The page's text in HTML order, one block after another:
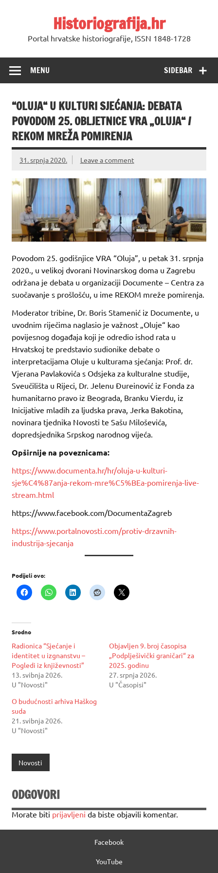
Historiografija.hr
Portal hrvatske historiografije, ISSN 1848-1728
SIDEBAR
MENU
“OLUJA“ U KULTURI SJEĆANJA: DEBATA
POVODOM 25. OBLJETNICE VRA „OLUJA“ /
REKOM MREŽA POMIRENJA
31. srpnja 2020. Leave a comment
Povodom 25. godišnjice VRA “Oluja”, u petak 31. srpnja
2020., u velikoj dvorani Novinarskog doma u Zagrebu
održana je debata u organizaciji Documente – Centra za
suočavanje s prošlošću, u ime REKOM mreže pomirenja.
Moderator tribine, Dr. Boris Stamenić iz Documente, u
uvodnim riječima naglasio je važnost „Oluje“ kao
povijesnog događaja koji je odredio ishod rata u
Hrvatskoj te predstavio sudionike debate o
interpretacijama Oluje u kulturama sjećanja: Prof. dr.
Vjerana Pavlakovića s Odsjeka za kulturalne studije,
Sveučilišta u Rijeci, Dr. Jelenu Đureinović iz Fonda za
humanitarno pravo iz Beograda, Branku Vierdu, iz
Inicijative mladih za ljudska prava, Jerka Bakotina,
novinara tjednika Novosti te Sašu Miloševića,
dopredsjednika Srpskog narodnog vijeća.
Opširnije na poveznicama:
https://www.documenta.hr/hr/oluja-u-kulturi-
sje%C4%87anja-rekom-mre%C5%BEa-pomirenja-live-
stream.html
https://www.facebook.com/DocumentaZagreb
https://www.portalnovosti.com/protiv-drzavnih-
industrija-sjecanja
Podijeli ovo:
Srodno
Radionica “Sjećanje i
identitet u izgnanstvu –
Pogledi iz književnosti”
13. svibnja 2026.
U "Novosti"
Objavljen 9. broj časopisa
„Podplješivički graničari“ za
2025. godinu
27. srpnja 2026.
U "Časopisi"
O budućnosti arhiva Haškog
suda
21. svibnja 2026.
U "Novosti"
Novosti
ODGOVORI
Morate biti prijavljeni da biste objavili komentar.
Facebook
YouTube